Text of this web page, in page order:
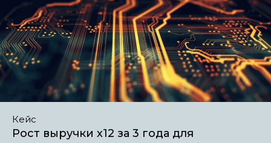
Кейс
Рост выручки х12 за 3 года для